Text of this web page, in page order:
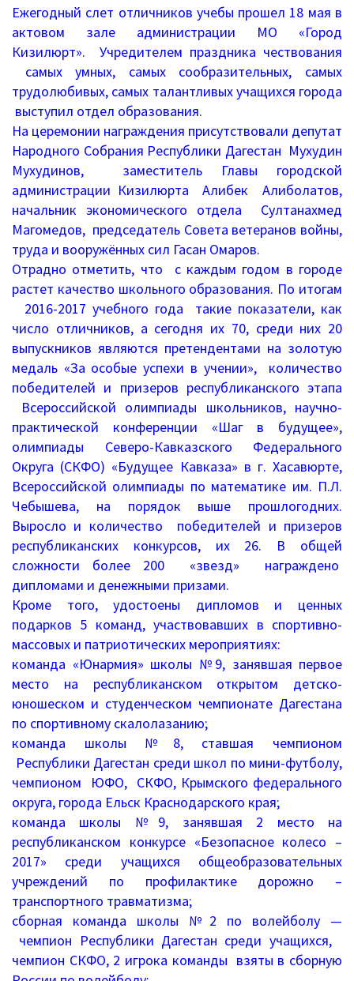
Постановления
Распоряжения
Приказы
Архив приказов
Информационные письма
Письма 2021-2023
Письма 2019-2020
Письма 2018-2019
Архив писем
План работы
Прием иностранных граждан
ГИА 2026
Конфликтная комиссия
ЕГЭ/ОГЭ
Документы о ЕГЭ
Информация о ЕГЭ
Расписание ГИА
Медалисты
Образование
РИС ЭОД
Программа развития
Августовские доклады
Психолого-педагогический класс
Дистанционное образование
Дошкольное образование
Перечень информационных систем
Всероссийская олимпиада школьников
Слет
отличников
«Парад
звезд»
состоялся
в
Кизилюрте
Ежегодный слет отличников учебы прошел 18 мая в
актовом зале администрации МО «Город
Кизилюрт». Учредителем праздника чествования
самых умных, самых сообразительных, самых
трудолюбивых, самых талантливых учащихся города
выступил отдел образования.
На церемонии награждения присутствовали депутат
Народного Собрания Республики Дагестан Мухудин
Мухудинов, заместитель Главы городской
администрации Кизилюрта Алибек Алиболатов,
начальник экономического отдела Султанахмед
Магомедов, председатель Совета ветеранов войны,
труда и вооружённых сил Гасан Омаров.
Отрадно отметить, что с каждым годом в городе
растет качество школьного образования. По итогам
2016-2017 учебного года такие показатели, как
число отличников, а сегодня их 70, среди них 20
выпускников являются претендентами на золотую
медаль «За особые успехи в учении», количество
победителей и призеров республиканского этапа
Всероссийской олимпиады школьников, научно-
практической конференции «Шаг в будущее»,
олимпиады Северо-Кавказского Федерального
Округа (СКФО) «Будущее Кавказа» в г. Хасавюрте,
Всероссийской олимпиады по математике им. П.Л.
Чебышева, на порядок выше прошлогодних.
Выросло и количество победителей и призеров
республиканских конкурсов, их 26. В общей
сложности более 200 «звезд» награждено
дипломами и денежными призами.
Кроме того, удостоены дипломов и ценных
подарков 5 команд, участвовавших в спортивно-
массовых и патриотических мероприятиях:
команда «Юнармия» школы №9, занявшая первое
место на республиканском открытом детско-
юношеском и студенческом чемпионате Дагестана
по спортивному скалолазанию;
команда школы №8, ставшая чемпионом
Республики Дагестан среди школ по мини-футболу,
чемпионом ЮФО, СКФО, Крымского федерального
округа, города Ельск Краснодарского края;
команда школы №9, занявшая 2 место на
республиканском конкурсе «Безопасное колесо –
2017» среди учащихся общеобразовательных
учреждений по профилактике дорожно –
транспортного травматизма;
сборная команда школы №2 по волейболу —
чемпион Республики Дагестан среди учащихся,
чемпион СКФО, 2 игрока команды взяты в сборную